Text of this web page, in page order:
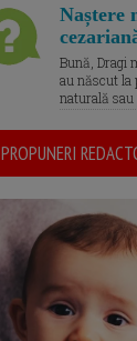
Naștere
Bună, Dragi
au născut la
naturală sau
PROPUNERI